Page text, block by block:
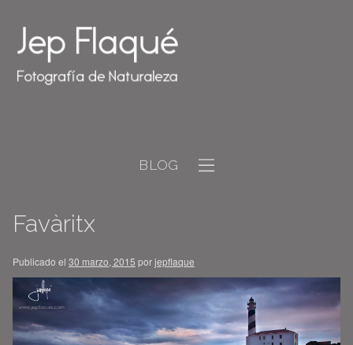
BLOG
Favàritx
Publicado el 30 marzo, 2015 porjepflaque